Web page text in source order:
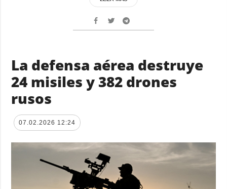
La defensa aérea destruye
24 misiles y 382 drones
rusos
07.02.2026 12:24